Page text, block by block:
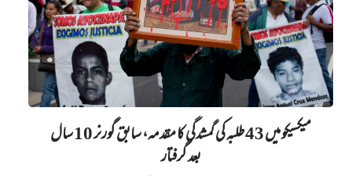
میکسیکو میں 43 طلبہ کی گمشدگی کا مقدمہ، سابق گورنر 10 سال
بعد گرفتار